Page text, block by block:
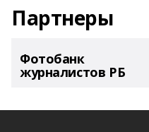
Партнеры
Фотобанк
журналистов РБ